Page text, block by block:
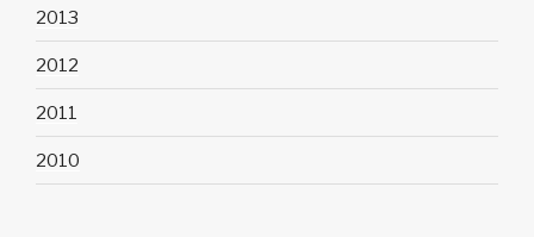
2013
2012
2011
2010